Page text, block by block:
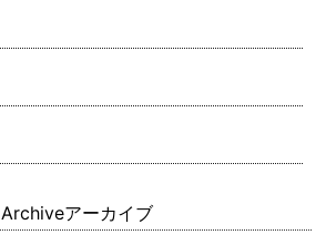
Archiveアーカイブ